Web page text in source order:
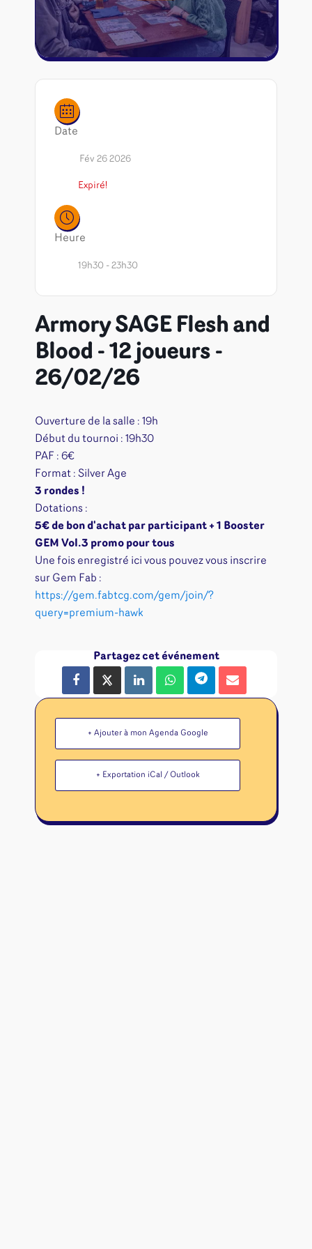
Naruto Mythos
Autres
Tapis de jeu
Date
Fév 26 2026
Expiré!
Heure
19h30 - 23h30
Armory SAGE Flesh and
Blood - 12 joueurs -
26/02/26
Ouverture de la salle : 19h
Début du tournoi : 19h30
PAF : 6€
Format : Silver Age
3 rondes !
Dotations :
5€ de bon d'achat par participant + 1 Booster
GEM Vol.3 promo pour tous
Une fois enregistré ici vous pouvez vous inscrire
sur Gem Fab :
https://gem.fabtcg.com/gem/join/?
query=premium-hawk
Partagez cet événement
+ Ajouter à mon Agenda Google
+ Exportation iCal / Outlook